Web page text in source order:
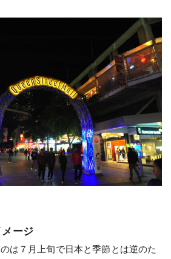
ージ
は７月上旬で日本と季節とは逆のた